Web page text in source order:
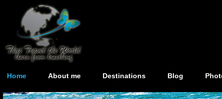
Home About me Destinations Blog